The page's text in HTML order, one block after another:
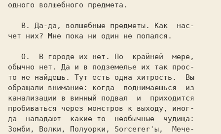
одного волшебного предмета.
   В.
Да-да, волшебные предметы. Как  нас-
чет них? Мне пока ни один не попался.
   О.
В городе их нет. По  крайней  мере,
обычно нет. Да и в подземелье их так прос-
то не найдешь. Тут есть одна хитрость.  Вы
обращали внимание: когда  поднимаешься  из
канализации в винный подвал  и  приходится
пробиваться через монстров к выходу, иног-
да  нападают  какие-то  необычные  чудища:
Зомби, Волки, Полуорки, Sorcerer'ы,  Мече-